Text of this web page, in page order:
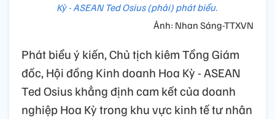
Kỳ - ASEAN Ted Osius (phải) phát biểu.
Ảnh: Nhan Sáng-TTXVN
Phát biểu ý kiến, Chủ tịch kiêm Tổng Giám
đốc, Hội đồng Kinh doanh Hoa Kỳ - ASEAN
Ted Osius khẳng định cam kết của doanh
nghiệp Hoa Kỳ trong khu vực kinh tế tư nhân